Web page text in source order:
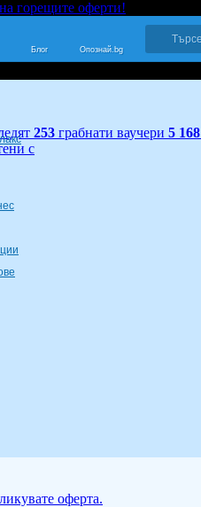
горещите оферти!
Блог Опознай.bg
253 грабнати ваучери 5 168
с
оферта.